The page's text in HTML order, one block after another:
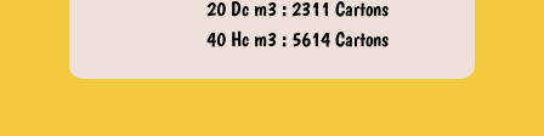
20 Dc m3 : 2311 Cartons
40 Hc m3 : 5614 Cartons